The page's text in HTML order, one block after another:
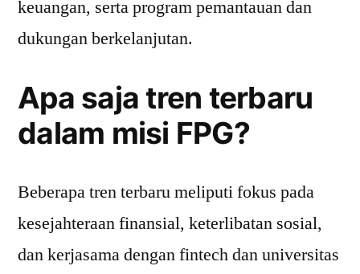
keuangan, serta program pemantauan dan
dukungan berkelanjutan.
Apa saja tren terbaru
dalam misi FPG?
Beberapa tren terbaru meliputi fokus pada
kesejahteraan finansial, keterlibatan sosial,
dan kerjasama dengan fintech dan universitas